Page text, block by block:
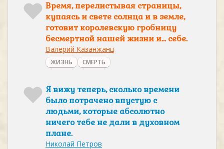
Время, перелистывая страницы,
купаясь и свете солнца и в земле,
готовит королевскую гробницу
бесмертной нашей жизни и... себе.
Валерий Казанжанц
ЖИЗНЬ СМЕРТЬ
Я вижу теперь, сколько времени
было потрачено впустую с
людьми, которые абсолютно
ничего тебе не дали в духовном
плане.
Николай Петров